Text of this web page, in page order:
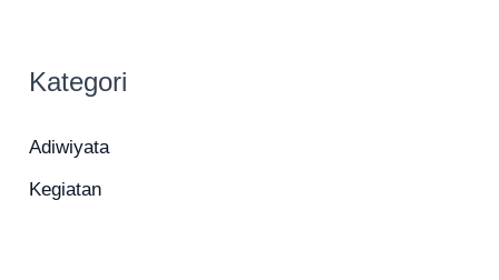
Kategori
Adiwiyata
Kegiatan